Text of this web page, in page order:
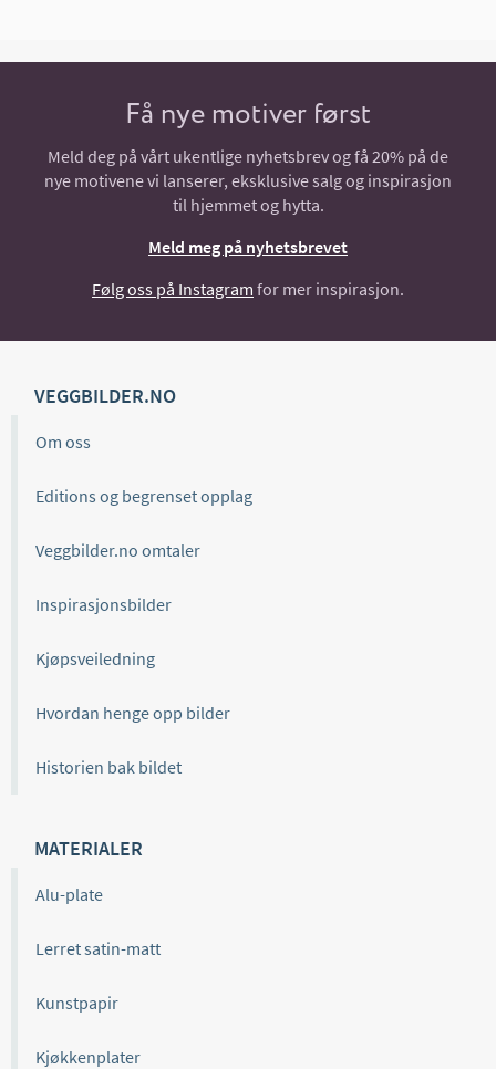
Få nye motiver først
Meld deg på vårt ukentlige nyhetsbrev og få 20% på de
nye motivene vi lanserer, eksklusive salg og inspirasjon
til hjemmet og hytta.
Meld meg på nyhetsbrevet
Følg oss på Instagram for mer inspirasjon.
VEGGBILDER.NO
Om oss
Editions og begrenset opplag
Veggbilder.no omtaler
Inspirasjonsbilder
Kjøpsveiledning
Hvordan henge opp bilder
Historien bak bildet
MATERIALER
Alu-plate
Lerret satin-matt
Kunstpapir
Kjøkkenplater